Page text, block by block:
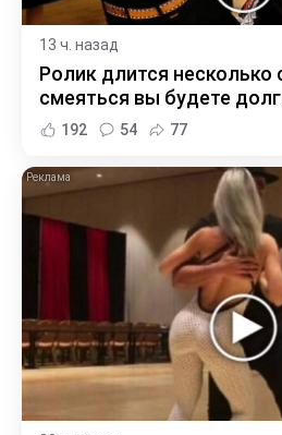
13 ч. назад
Ролик длится несколько
смеяться вы будете
192 54 77